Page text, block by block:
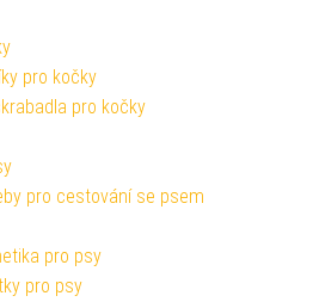
pro kočky
pro kočky
pro cestování se psem
pro psy
pro psy